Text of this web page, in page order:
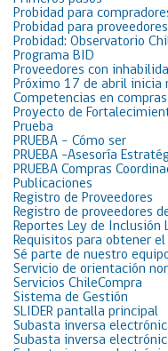
Probidad para
Probidad para proveedores
Probidad: Observatorio
Programa BID
Proveedores con
Próximo 17 de abril inicia
Competencias en
Proyecto de
Prueba
PRUEBA – Cómo ser
PRUEBA -Asesoría
PRUEBA Compras
Publicaciones
Registro de Proveedores
Registro de proveedores
Reportes Ley de Inclusión
Requisitos para obtener
Sé parte de nuestro
Servicio de orientación
Servicios ChileCompra
Sistema de Gestión
SLIDER pantalla principal
Subasta inversa
Subasta inversa